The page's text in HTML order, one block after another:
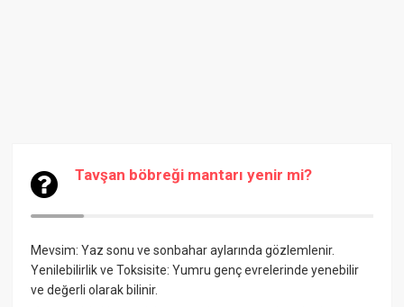
Tavşan böbreği mantarı yenir mi?
Mevsim: Yaz sonu ve sonbahar aylarında gözlemlenir.
Yenilebilirlik ve Toksisite: Yumru genç evrelerinde yenebilir
ve değerli olarak bilinir.